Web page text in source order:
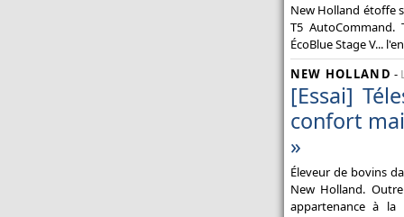
New Holland étoffe
T5 AutoCommand.
ÉcoBlue Stage V...
NEW HOLLAND -
[Essai]
confort
»
Éleveur de bovins
New Holland.
appartenance à la